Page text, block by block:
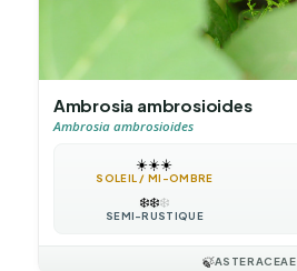
Ambrosia ambrosioides
Ambrosia ambrosioides
☀️☀️☀️
SOLEIL / MI-OMBRE
❄️❄️❄️
SEMI-RUSTIQUE
🍃ASTERACEAE